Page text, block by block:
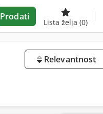
Prodati
Lista želja (0)
Relevantnost